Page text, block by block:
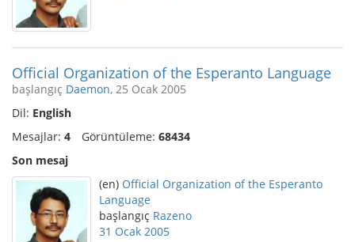
Official Organization of the Esperanto Language
başlangıç Daemon, 25 Ocak 2005
Dil: English
Mesajlar: 4 Görüntüleme: 68434
Son mesaj
(en) Official Organization of the Esperanto
Language
başlangıç Razeno
31 Ocak 2005